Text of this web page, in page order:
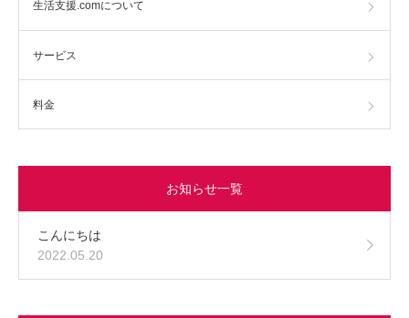
生活支援.comについて
サービス
料金
お知らせ一覧
こんにちは
2022.05.20